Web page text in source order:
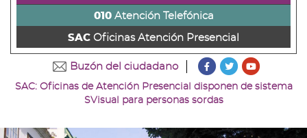
s)
+
+
u)
010Atención Telefónica
SAC Oficinas Atención Presencial
Buzón del ciudadano
???
Ir
a
página
???
Ir
página
Ir
canal
SAC: Oficinas de Atención Presencial disponen de sistema
SVisual para personas sordas